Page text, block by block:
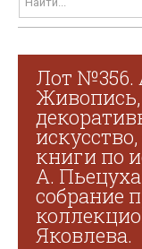
Лот №356.
книги по
А.
собрание
Яковлева.